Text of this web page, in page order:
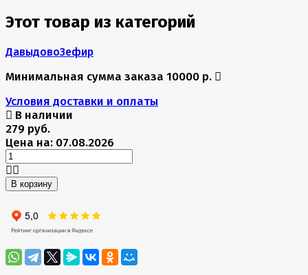
Этот товар из категорий
ДавыдовоЗефир
Минимальная сумма заказа 10000 р.
Условия доставки и оплаты
В наличии
279 руб.
Цена на: 07.08.2026
В корзину